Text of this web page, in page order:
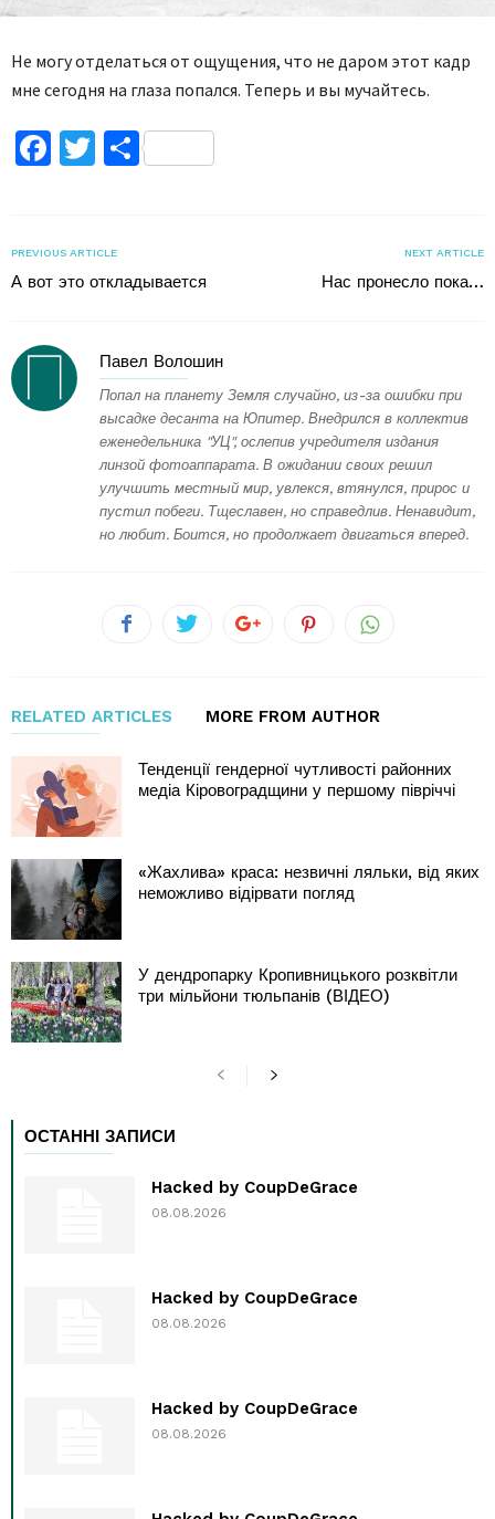
Не могу отделаться от ощущения, что не даром этот кадр
мне сегодня на глаза попался. Теперь и вы мучайтесь.
Facebook
TwitterПоділитися
PREVIOUS ARTICLE
А вот это откладывается
NEXT ARTICLE
Нас пронесло пока…
Павел Волошин
Попал на планету Земля случайно, из-за ошибки при
высадке десанта на Юпитер. Внедрился в коллектив
еженедельника "УЦ", ослепив учредителя издания
линзой фотоаппарата. В ожидании своих решил
улучшить местный мир, увлекся, втянулся, прирос и
пустил побеги. Тщеславен, но справедлив. Ненавидит,
но любит. Боится, но продолжает двигаться вперед.
RELATED ARTICLES MORE FROM AUTHOR
Тенденції гендерної чутливості районних
медіа Кіровоградщини у першому півріччі
«Жахлива» краса: незвичні ляльки, від яких
неможливо відірвати погляд
У дендропарку Кропивницького розквітли
три мільйони тюльпанів (ВІДЕО)
ОСТАННІ ЗАПИСИ
Hacked by CoupDeGrace
08.08.2026
Hacked by CoupDeGrace
08.08.2026
Hacked by CoupDeGrace
08.08.2026